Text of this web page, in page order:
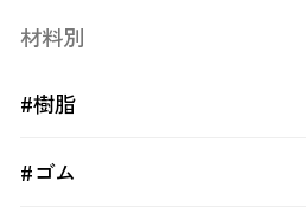
材料別
#樹脂
#ゴム